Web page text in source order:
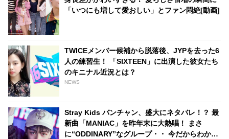
「いつにも増して愛おしい」とファン悶絶[動画]
TWICEメンバー候補から脱落後、JYPを去った6
人の練習生！ 「SIXTEEN」に出演した彼女たち
のキニナル近況とは？
NEWS
Stray Kids バンチャン、盛大にネタバレ！？ 最
新曲「MANIAC」を昨年末に大熱唱！ まさ
に“ODDINARY”なグループ・・ 今だからわかる